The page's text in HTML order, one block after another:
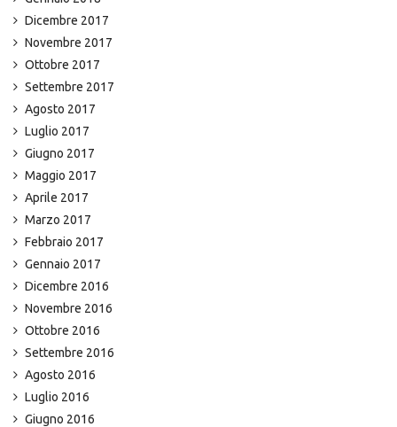
Dicembre 2017
Novembre 2017
Ottobre 2017
Settembre 2017
Agosto 2017
Luglio 2017
Giugno 2017
Maggio 2017
Aprile 2017
Marzo 2017
Febbraio 2017
Gennaio 2017
Dicembre 2016
Novembre 2016
Ottobre 2016
Settembre 2016
Agosto 2016
Luglio 2016
Giugno 2016